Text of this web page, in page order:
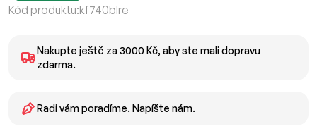
Kód produktu:kf740blre
Nakupte ještě za 3000 Kč, aby ste mali dopravu
zdarma.
Radi vám poradíme. Napíšte nám.